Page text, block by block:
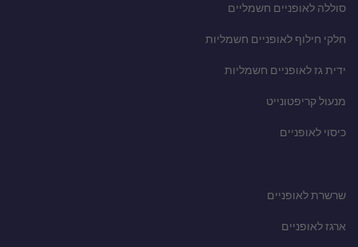
סוללה לאופניים חשמליים
חלקי חילוף לאופניים חשמליות
ידית גז לאופניים חשמליות
מנעול קריפטונייט
כיסוי לאופניים
שרשרת לאופניים
ארגז לאופניים